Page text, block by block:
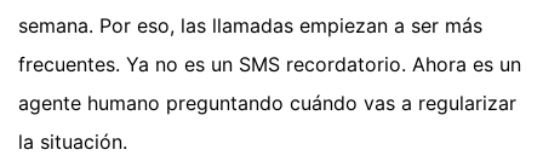
semana. Por eso, las llamadas empiezan a ser más
frecuentes. Ya no es un SMS recordatorio. Ahora es un
agente humano preguntando cuándo vas a regularizar
la situación.